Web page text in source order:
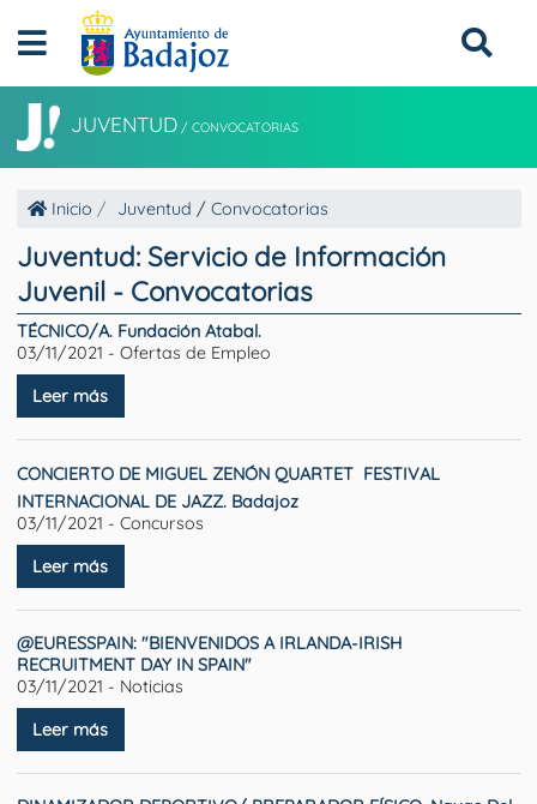
JUVENTUD / CONVOCATORIAS
Inicio Juventud / Convocatorias
Juventud: Servicio de Información
Juvenil - Convocatorias
TÉCNICO/A. Fundación Atabal.
03/11/2021 - Ofertas de Empleo
Leer más
CONCIERTO DE MIGUEL ZENÓN QUARTET  FESTIVAL
INTERNACIONAL DE JAZZ. Badajoz
03/11/2021 - Concursos
Leer más
@EURESSPAIN: "BIENVENIDOS A IRLANDA-IRISH
RECRUITMENT DAY IN SPAIN"
03/11/2021 - Noticias
Leer más